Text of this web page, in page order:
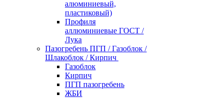
алюминиевый,
пластиковый)
Профиля
аллюминиевые ГОСТ /
Лука
Пазогребень ПГП / Газоблок /
Шлакоблок / Кирпич
Газоблок
Кирпич
ПГП пазогребень
ЖБИ